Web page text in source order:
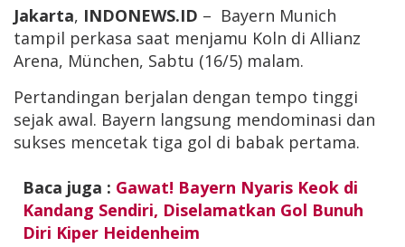
Jakarta, INDONEWS.ID – Bayern Munich
tampil perkasa saat menjamu Koln di Allianz
Arena, München, Sabtu (16/5) malam.
Pertandingan berjalan dengan tempo tinggi
sejak awal. Bayern langsung mendominasi dan
sukses mencetak tiga gol di babak pertama.
Baca juga : Gawat! Bayern Nyaris Keok di
Kandang Sendiri, Diselamatkan Gol Bunuh
Diri Kiper Heidenheim